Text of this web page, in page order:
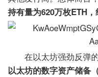
持有量为620万枚ETH，
在以太坊强劲反弹
以太坊的数字资产储备